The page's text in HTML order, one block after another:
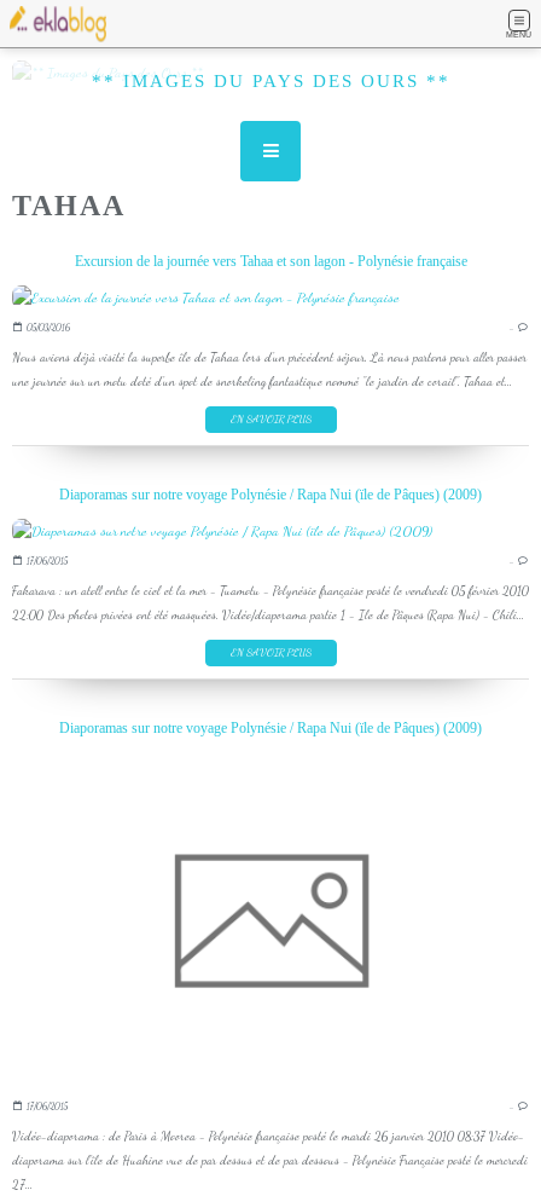
MENU
** IMAGES DU PAYS DES OURS **
TAHAA
Excursion de la journée vers Tahaa et son lagon - Polynésie française
05/03/2016 …
Nous avions déjà visité la superbe île de Tahaa lors d'un précédent séjour. Là nous partons pour aller passer
une journée sur un motu doté d'un spot de snorkeling fantastique nommé "le jardin de corail". Tahaa et...
EN SAVOIR PLUS
Diaporamas sur notre voyage Polynésie / Rapa Nui (ïle de Pâques) (2009)
17/06/2015 …
Fakarava : un atoll entre le ciel et la mer - Tuamotu - Polynésie française posté le vendredi 05 février 2010
22:00 Des photos privées ont été masquées. Vidéo/diaporama partie 1 - Ile de Pâques (Rapa Nui) - Chili...
EN SAVOIR PLUS
Diaporamas sur notre voyage Polynésie / Rapa Nui (ïle de Pâques) (2009)
17/06/2015 …
Vidéo-diaporama : de Paris à Moorea - Polynésie française posté le mardi 26 janvier 2010 08:37 Vidéo-
diaporama sur l'île de Huahine vue de par dessus et de par dessous - Polynésie Française posté le mercredi
27...